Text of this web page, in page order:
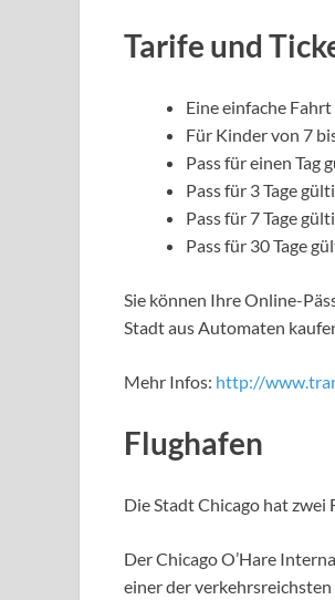
Tarife und
Eine einfache
Für Kinder von 7
Pass für einen Tag
Pass für 3 Tage
Pass für 7 Tage
Pass für 30 Tage
Sie können Ihre Online-
Stadt aus Automaten
Mehr Infos: http://
Flughafen
Die Stadt Chicago hat
Der Chicago O’Hare
einer der